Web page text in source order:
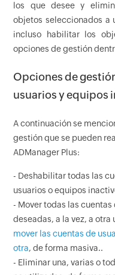
los que desee y
objetos seleccionados a
incluso habilitar los
opciones de gestión
Opciones de
usuarios y equipos
A continuación se
gestión que se pueden
ADManager Plus:
- Deshabilitar todas las
usuarios o equipos
- Mover todas las
deseadas, a la vez, a
mover las cuentas de
otra, de forma masiva..
- Eliminar una, varias o